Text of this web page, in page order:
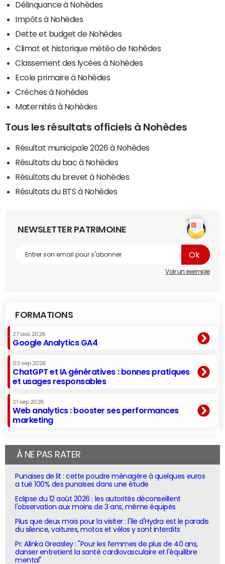
Délinquance à Nohèdes
Impôts à Nohèdes
Dette et budget de Nohèdes
Climat et historique météo de Nohèdes
Classement des lycées à Nohèdes
Ecole primaire à Nohèdes
Crèches à Nohèdes
Maternités à Nohèdes
Tous les résultats officiels à Nohèdes
Résultat municipale 2026 à Nohèdes
Résultats du bac à Nohèdes
Résultats du brevet à Nohèdes
Résultats du BTS à Nohèdes
NEWSLETTER PATRIMOINE
Voir un exemple
FORMATIONS
27 aoû 2026
Google Analytics GA4
03 sep 2026
ChatGPT et IA génératives : bonnes pratiques
et usages responsables
21 sep 2026
Web analytics : booster ses performances
marketing
À NE PAS RATER
Punaises de lit : cette poudre ménagère à quelques euros
a tué 100% des punaises dans une étude
Eclipse du 12 août 2026 : les autorités déconseillent
l'observation aux moins de 3 ans, même équipés
Plus que deux mois pour la visiter : l'île d'Hydra est le paradis
du silence, voitures, motos et vélos y sont interdits
Pr. Alinka Greasley : "Pour les femmes de plus de 40 ans,
danser entretient la santé cardiovasculaire et l'équilibre
mental"